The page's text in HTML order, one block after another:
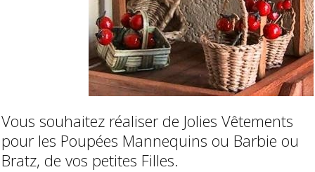
Vous souhaitez réaliser de Jolies Vêtements
pour les Poupées Mannequins ou Barbie ou
Bratz, de vos petites Filles.